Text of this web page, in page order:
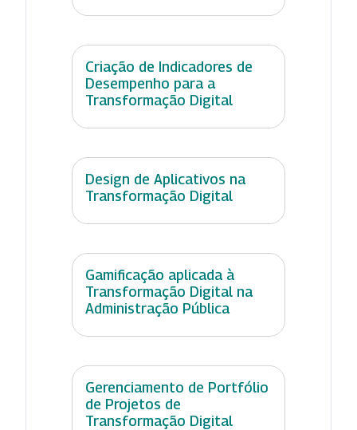
Criação de Indicadores de
Desempenho para a
Transformação Digital
Design de Aplicativos na
Transformação Digital
Gamificação aplicada à
Transformação Digital na
Administração Pública
Gerenciamento de Portfólio
de Projetos de
Transformação Digital